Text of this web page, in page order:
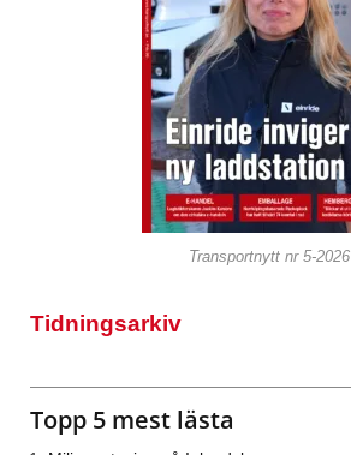
Transportnytt nr 5-2026
Tidningsarkiv
Topp 5 mest lästa